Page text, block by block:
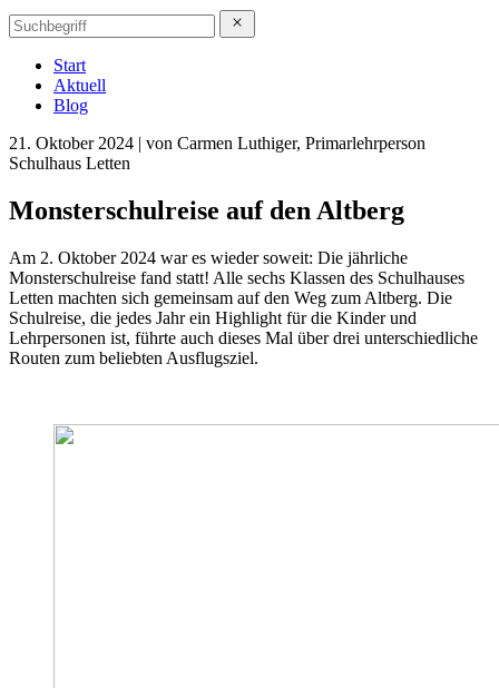
Start
Aktuell
Blog
21. Oktober 2024 | von Carmen Luthiger, Primarlehrperson
Schulhaus Letten
Monsterschulreise auf den Altberg
Am 2. Oktober 2024 war es wieder soweit: Die jährliche
Monsterschulreise fand statt! Alle sechs Klassen des Schulhauses
Letten machten sich gemeinsam auf den Weg zum Altberg. Die
Schulreise, die jedes Jahr ein Highlight für die Kinder und
Lehrpersonen ist, führte auch dieses Mal über drei unterschiedliche
Routen zum beliebten Ausflugsziel.